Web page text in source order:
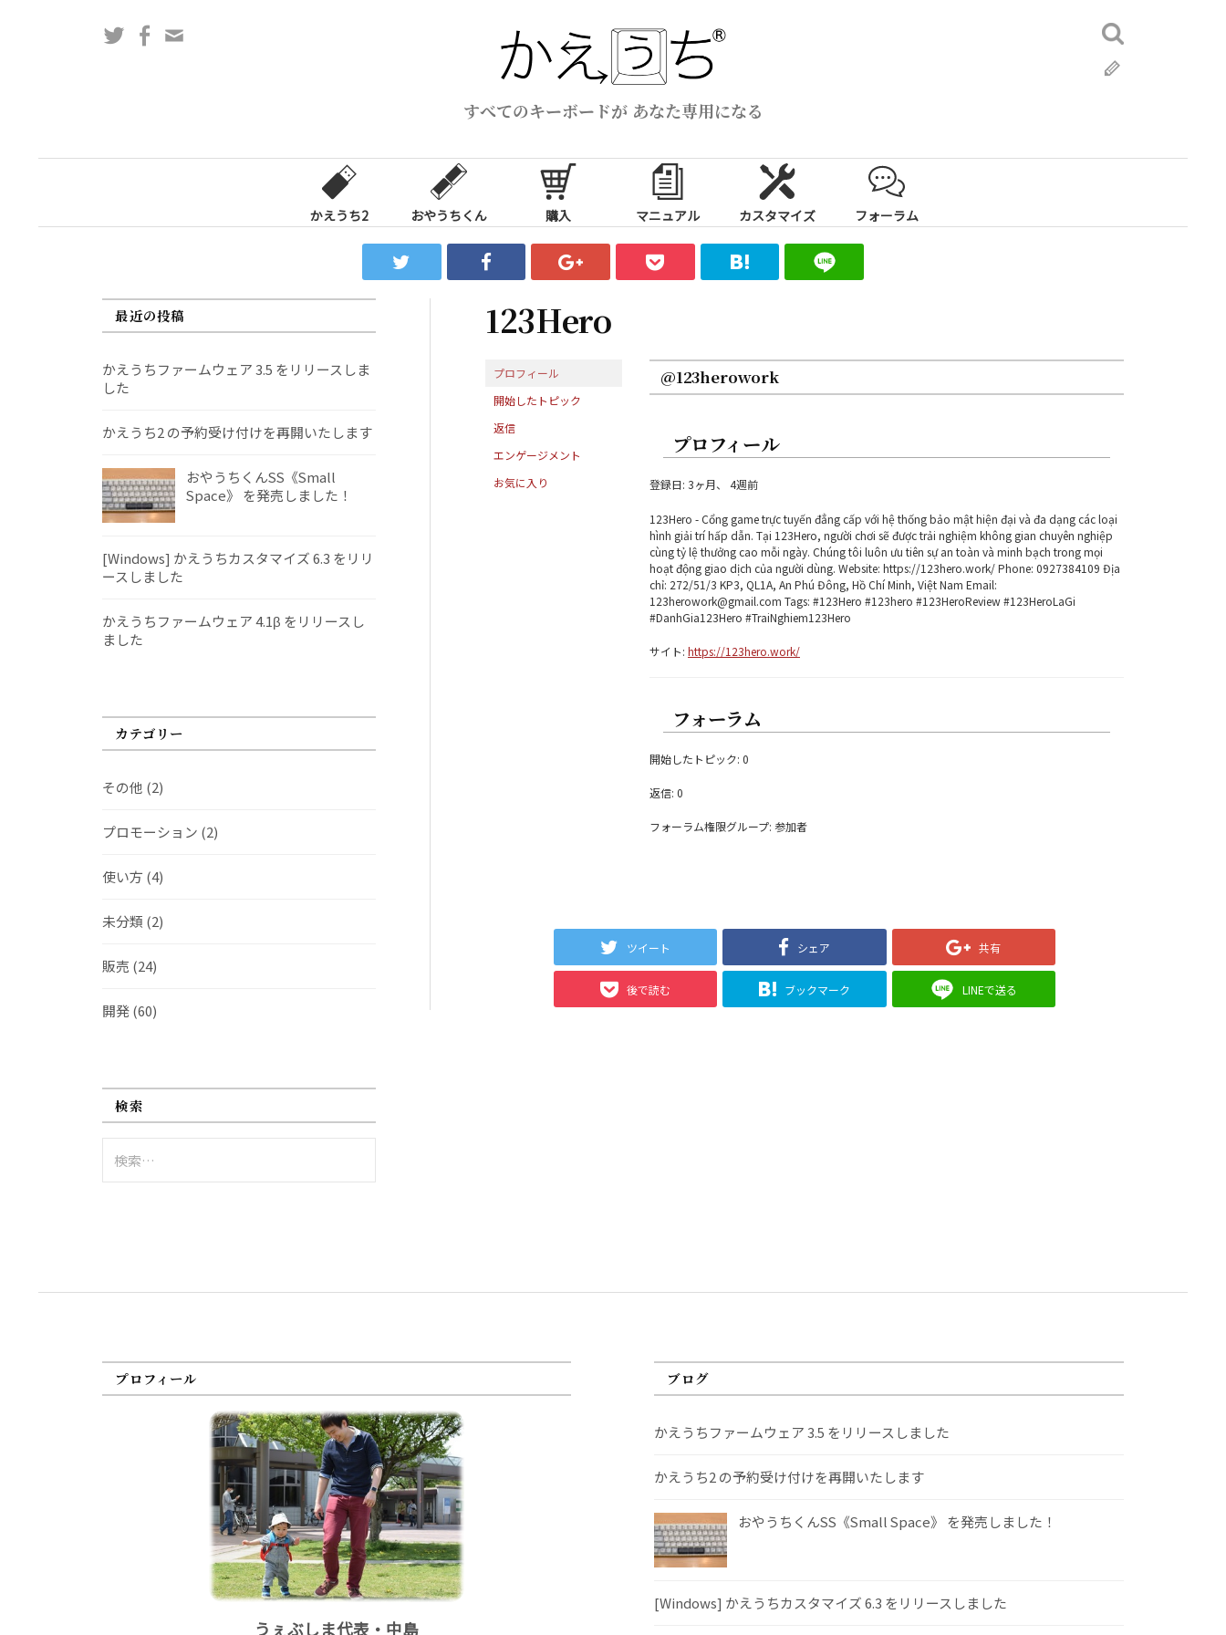
ス
すべてのキーボードが あなた専用になる
TwitterFacebook
検
索:
かえうち2 おやうちくん 購入 マニュアル カスタマイズ フォーラム
123Hero
プロフィール
開始したトピック
返信
エンゲージメント
お気に入り
@123herowork
プロフィール
登録日: 3ヶ月、 4週前
123Hero - Cổng game trực tuyến đẳng cấp với hệ thống bảo mật hiện đại và đa dạng các loại
hình giải trí hấp dẫn. Tại 123Hero, người chơi sẽ được trải nghiệm không gian chuyên nghiệp
cùng tỷ lệ thưởng cao mỗi ngày. Chúng tôi luôn ưu tiên sự an toàn và minh bạch trong mọi
hoạt động giao dịch của người dùng. Website: https://123hero.work/ Phone: 0927384109 Địa
chỉ: 272/51/3 KP3, QL1A, An Phú Đông, Hồ Chí Minh, Việt Nam Email:
123herowork@gmail.com Tags: #123Hero #123hero #123HeroReview #123HeroLaGi
#DanhGia123Hero #TraiNghiem123Hero
サイト: https://123hero.work/
フォーラム
開始したトピック: 0
返信: 0
フォーラム権限グループ: 参加者
ツイート シェア 共有
後で読む ブックマーク LINEで送る
最近の投稿
かえうちファームウェア 3.5 をリリースしま
した
かえうち2 の予約受け付けを再開いたします
おやうちくんSS《Small
Space》 を発売しました！
[Windows] かえうちカスタマイズ 6.3 をリリ
ースしました
かえうちファームウェア 4.1β をリリースし
ました
カテゴリー
その他 (2)
プロモーション (2)
使い方 (4)
未分類 (2)
販売 (24)
開発(60)
検索
索:
プロフィール
うぇぶしま代表・中島
ブログ
かえうちファームウェア 3.5 をリリースしました
かえうち2 の予約受け付けを再開いたします
おやうちくんSS《Small Space》 を発売しました！
[Windows] かえうちカスタマイズ 6.3 をリリースしました